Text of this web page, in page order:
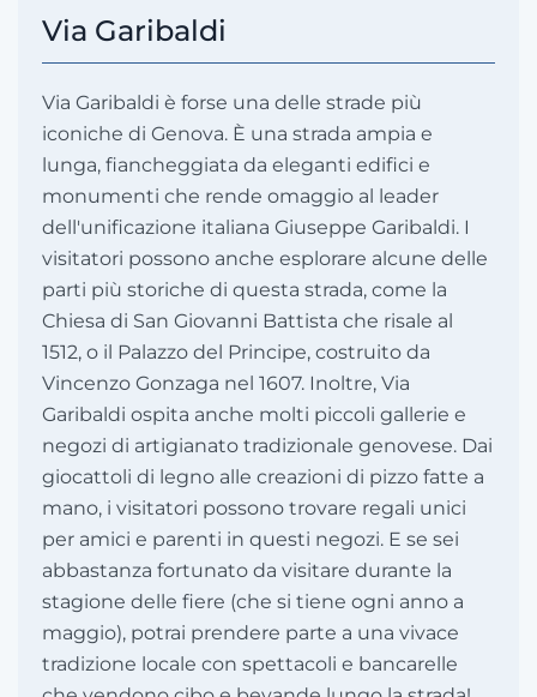
Via Garibaldi
Via Garibaldi è forse una delle strade più
iconiche di Genova. È una strada ampia e
lunga, fiancheggiata da eleganti edifici e
monumenti che rende omaggio al leader
dell'unificazione italiana Giuseppe Garibaldi. I
visitatori possono anche esplorare alcune delle
parti più storiche di questa strada, come la
Chiesa di San Giovanni Battista che risale al
1512, o il Palazzo del Principe, costruito da
Vincenzo Gonzaga nel 1607. Inoltre, Via
Garibaldi ospita anche molti piccoli gallerie e
negozi di artigianato tradizionale genovese. Dai
giocattoli di legno alle creazioni di pizzo fatte a
mano, i visitatori possono trovare regali unici
per amici e parenti in questi negozi. E se sei
abbastanza fortunato da visitare durante la
stagione delle fiere (che si tiene ogni anno a
maggio), potrai prendere parte a una vivace
tradizione locale con spettacoli e bancarelle